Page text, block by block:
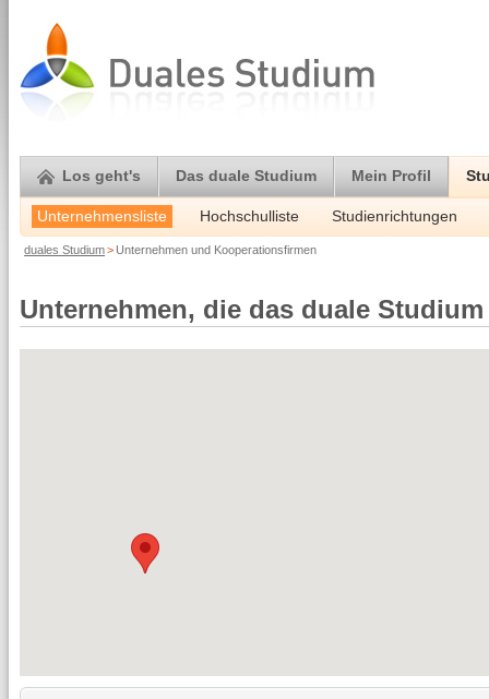
Los geht's Das duale Studium Mein Profil
Unternehmensliste Hochschulliste Studienrichtungen
duales Studium> Unternehmen und Kooperationsfirmen
Unternehmen, die das duale